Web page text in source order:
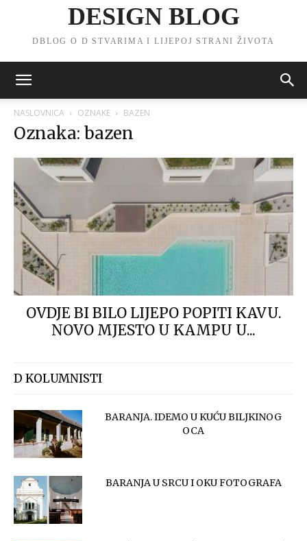
DESIGN BLOG
DBLOG O D STVARIMA I LIJEPOJ STRANI ŽIVOTA
NASLOVNICA OZNAKE BAZEN
Oznaka: bazen
OVDJE BI BILO LIJEPO POPITI KAVU.
NOVO MJESTO U KAMPU U...
D KOLUMNISTI
BARANJA. IDEMO U KUĆU BILJKINOG
OCA
BARANJA U SRCU I OKU FOTOGRAFA